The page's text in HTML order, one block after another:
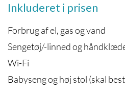
Inkluderet i prisen
Forbrug af el, gas og vand
Sengetøj/-linned og
Wi-Fi
Babyseng og høj stol (skal